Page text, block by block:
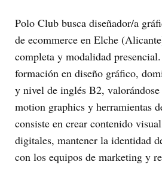
Polo Club busca diseñador/a
de ecommerce en Elche
completa y modalidad
formación en diseño gráfico,
y nivel de inglés B2,
motion graphics y herramientas
consiste en crear contenido
digitales, mantener la identidad
con los equipos de marketing y